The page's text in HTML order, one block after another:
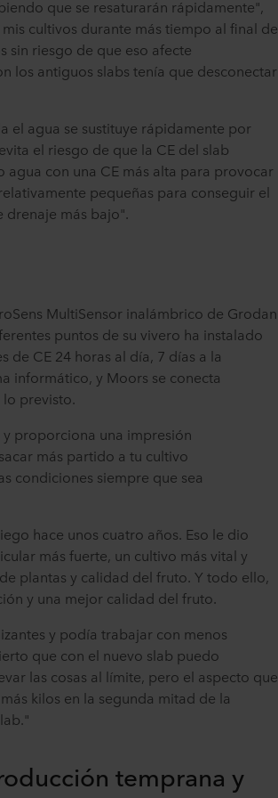
que se resaturarán rápidamente",
cultivos durante más tiempo al final de
sin riesgo de que eso afecte
los antiguos slabs tenía que desconectar
el agua se sustituye rápidamente por
el riesgo de que la CE del slab
con una CE más alta para provocar
pequeñas para conseguir el
drenaje más bajo".
MultiSensor inalámbrico de Grodan
puntos de su vivero ha instalado
de CE 24 horas al día, 7 días a la
informático, y Moors se conecta
previsto.
y proporciona una impresión
más partido a tu cultivo
condiciones siempre que sea
hace unos cuatro años. Eso le dio
más fuerte, un cultivo más vital y
plantas y calidad del fruto. Y todo ello,
y una mejor calidad del fruto.
y podía trabajar con menos
que con el nuevo slab puedo
las cosas al límite, pero el aspecto que
kilos en la segunda mitad de la
temprana y